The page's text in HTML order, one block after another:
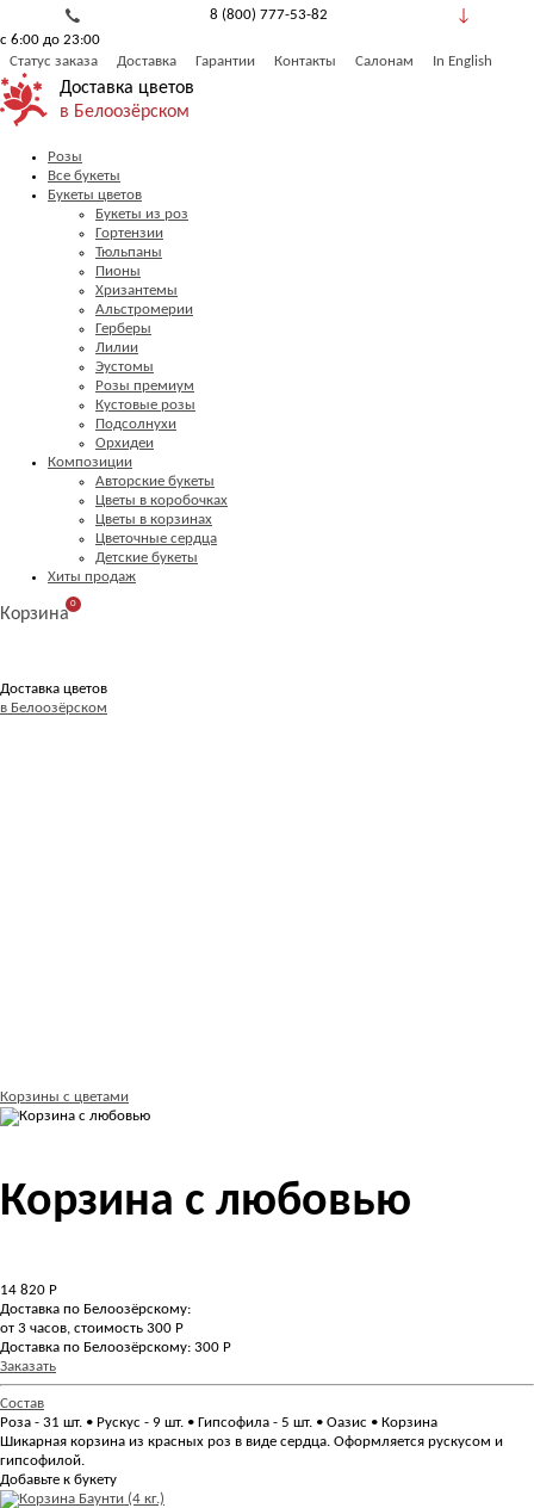
8 (800) 777-53-82
с 6:00 до 23:00
Статус заказа
Доставка Гарантии Контакты Салонам In English
Доставка цветов
в Белоозёрском
Розы
Все букеты
Букеты цветов
Букеты из роз
Гортензии
Тюльпаны
Пионы
Хризантемы
Альстромерии
Герберы
Лилии
Эустомы
Розы премиум
Кустовые розы
Подсолнухи
Орхидеи
Композиции
Авторские букеты
Цветы в коробочках
Цветы в корзинах
Цветочные сердца
Детские букеты
Хиты продаж
Корзина
0
Доставка цветов
в Белоозёрском
Корзины с цветами
Корзина с любовью
14 820 Р
Доставка по Белоозёрскому:
от 3 часов, стоимость 300 Р
Доставка по Белоозёрскому: 300 Р
Заказать
Состав
Роза - 31 шт. • Рускус - 9 шт. • Гипсофила - 5 шт. • Оазис • Корзина
Шикарная корзина из красных роз в виде сердца. Оформляется рускусом и
гипсофилой.
Добавьте к букету